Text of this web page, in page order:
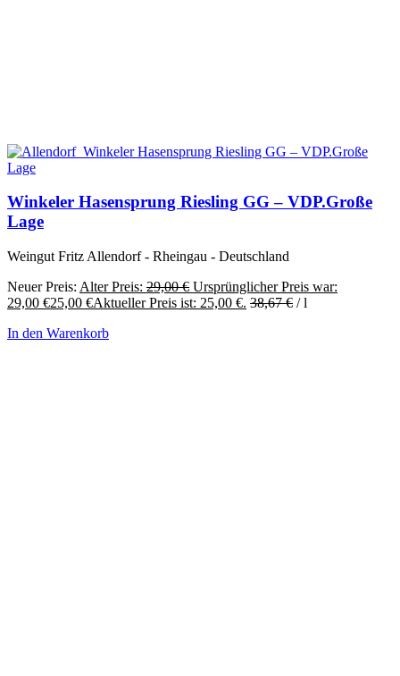
Winkeler Hasensprung Riesling GG – VDP.Große
Lage
Weingut Fritz Allendorf - Rheingau - Deutschland
Neuer Preis: Alter Preis: 29,00€ Ursprünglicher Preis war:
29,00 €25,00 €Aktueller Preis ist: 25,00 €. 38,67€ /l
In den Warenkorb